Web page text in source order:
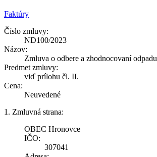
Faktúry
Číslo zmluvy:
ND100/2023
Názov:
Zmluva o odbere a zhodnocovaní odpadu
Predmet zmluvy:
viď prílohu čl. II.
Cena:
Neuvedené
1. Zmluvná strana:
OBEC Hronovce
IČO:
307041